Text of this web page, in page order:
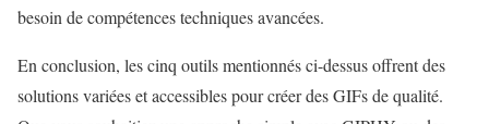
besoin de compétences techniques avancées.
En conclusion, les cinq outils mentionnés ci-dessus offrent des
solutions variées et accessibles pour créer des GIFs de qualité.